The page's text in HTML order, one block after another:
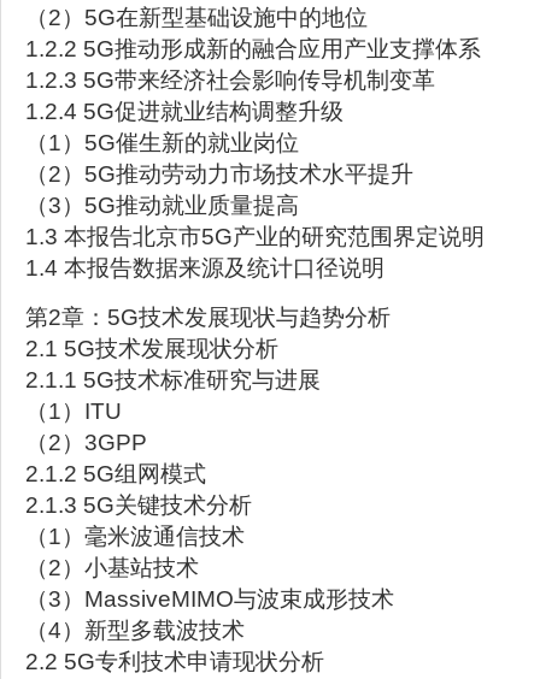
（2）5G在新型基础设施中的地位
1.2.2 5G推动形成新的融合应用产业支撑体系
1.2.3 5G带来经济社会影响传导机制变革
1.2.4 5G促进就业结构调整升级
（1）5G催生新的就业岗位
（2）5G推动劳动力市场技术水平提升
（3）5G推动就业质量提高
1.3 本报告北京市5G产业的研究范围界定说明
1.4 本报告数据来源及统计口径说明
第2章：5G技术发展现状与趋势分析
2.1 5G技术发展现状分析
2.1.1 5G技术标准研究与进展
（1）ITU
（2）3GPP
2.1.2 5G组网模式
2.1.3 5G关键技术分析
（1）毫米波通信技术
（2）小基站技术
（3）MassiveMIMO与波束成形技术
（4）新型多载波技术
2.2 5G专利技术申请现状分析